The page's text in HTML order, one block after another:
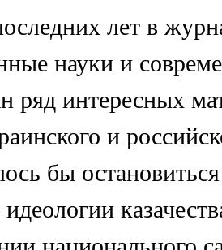
лет в
науки и
ряд интересных
и
бы